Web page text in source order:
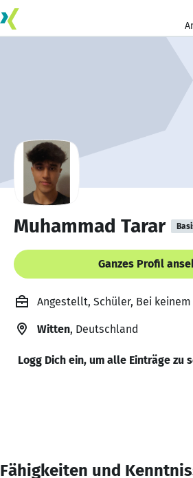
Muhammad Tarar
Ganzes Profil
Angestellt, Schüler, Bei keinem
Witten, Deutschland
Logg Dich ein, um alle Einträge zu
Fähigkeiten und